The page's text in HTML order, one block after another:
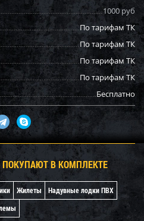
1000 руб
По тарифам ТК
По тарифам ТК
По тарифам ТК
По тарифам ТК
Бесплатно
В КОМПЛЕКТЕ
Жилеты
Надувные лодки ПВХ